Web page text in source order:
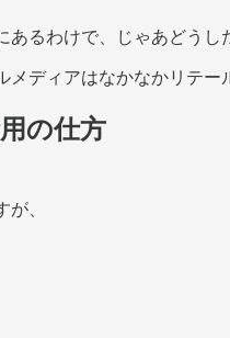
るわけで、じゃあどう
ディアはなかなかリテー
の仕方
、